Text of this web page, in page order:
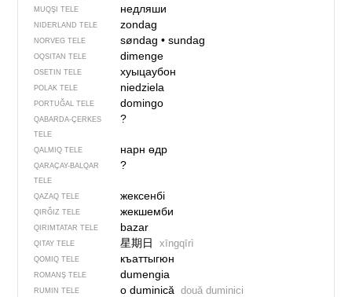
MUQŞI TELE недляши
NIDERLAND TELE zondag
NORVEG TELE søndag• sundag
OQSITAN TELE dimenge
OSETIN TELE хуыцаубон
POLAK TELE niedziela
PORTUĞAL TELE domingo
QABARDA-ÇERKES
TELE
?
QALMIQ TELE нарн өдр
QARAÇAY-BALQAR
TELE
?
QAZAQ TELE жексенбі
QIRĞIZ TELE жекшемби
QIRIMTATAR TELE bazar
QITAY TELE 星期日 xīngqīrì
QOMIQ TELE къаттыгюн
ROMANŞ TELE dumengia
RUMIN TELE o duminică două duminici